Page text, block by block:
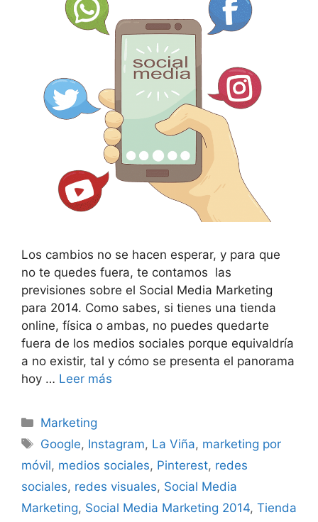
Los cambios no se hacen esperar, y para que
no te quedes fuera, te contamos las
previsiones sobre el Social Media Marketing
para 2014. Como sabes, si tienes una tienda
online, física o ambas, no puedes quedarte
fuera de los medios sociales porque equivaldría
a no existir, tal y cómo se presenta el panorama
hoy … Leer más
Categorías
Marketing
Etiquetas
Google, Instagram, La Viña, marketing por
móvil, medios sociales, Pinterest, redes
sociales, redes visuales, Social Media
Marketing, Social Media Marketing 2014, Tienda